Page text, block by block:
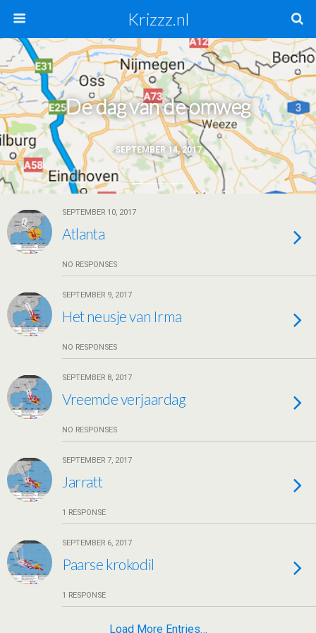
Krizzz.nl
SEPTEMBER 14, 2017
De dag van de omweg
SEPTEMBER 10, 2017
Atlanta
NO RESPONSES
SEPTEMBER 9, 2017
Het neusje van Irma
NO RESPONSES
SEPTEMBER 8, 2017
Vreemde verjaardag
NO RESPONSES
SEPTEMBER 7, 2017
Jarratt
1 RESPONSE
SEPTEMBER 6, 2017
Paarse krokodil
1 RESPONSE
Load More Entries…